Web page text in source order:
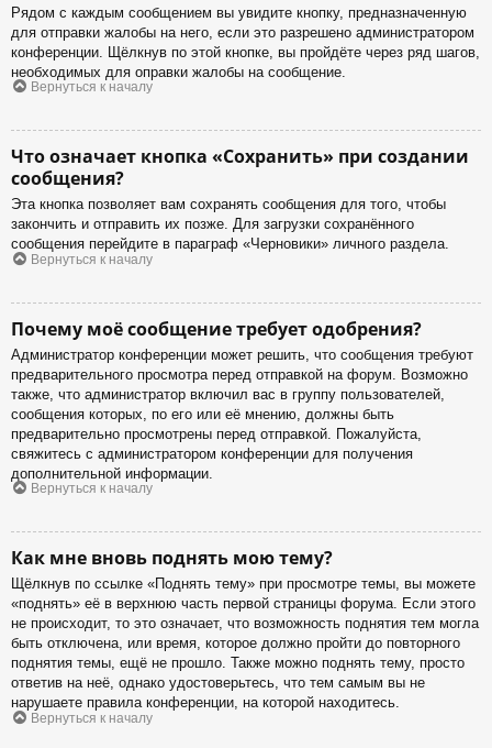
Рядом с каждым сообщением вы увидите кнопку, предназначенную
для отправки жалобы на него, если это разрешено администратором
конференции. Щёлкнув по этой кнопке, вы пройдёте через ряд шагов,
необходимых для оправки жалобы на сообщение.
Вернуться к началу
Что означает кнопка «Сохранить» при создании
сообщения?
Эта кнопка позволяет вам сохранять сообщения для того, чтобы
закончить и отправить их позже. Для загрузки сохранённого
сообщения перейдите в параграф «Черновики» личного раздела.
Вернуться к началу
Почему моё сообщение требует одобрения?
Администратор конференции может решить, что сообщения требуют
предварительного просмотра перед отправкой на форум. Возможно
также, что администратор включил вас в группу пользователей,
сообщения которых, по его или её мнению, должны быть
предварительно просмотрены перед отправкой. Пожалуйста,
свяжитесь с администратором конференции для получения
дополнительной информации.
Вернуться к началу
Как мне вновь поднять мою тему?
Щёлкнув по ссылке «Поднять тему» при просмотре темы, вы можете
«поднять» её в верхнюю часть первой страницы форума. Если этого
не происходит, то это означает, что возможность поднятия тем могла
быть отключена, или время, которое должно пройти до повторного
поднятия темы, ещё не прошло. Также можно поднять тему, просто
ответив на неё, однако удостоверьтесь, что тем самым вы не
нарушаете правила конференции, на которой находитесь.
Вернуться к началу